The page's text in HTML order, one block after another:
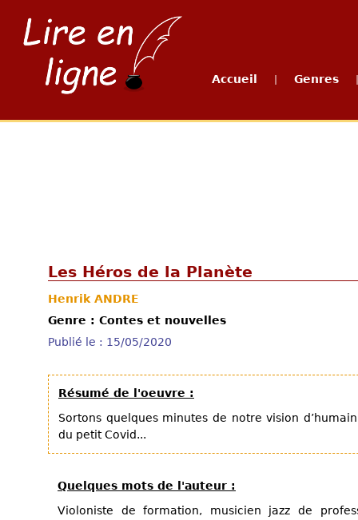
Accueil Genres
Les Héros de la Planète
Henrik ANDRE
Genre : Contes et nouvelles
Publié le : 15/05/2020
Résumé de l'oeuvre :
Sortons quelques minutes de notre vision
du petit Covid...
Quelques mots de l'auteur :
Violoniste de formation, musicien jazz de